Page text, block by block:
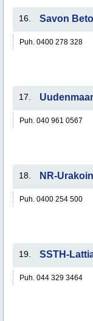
16. Savon
Puh. 0400 278 328
17.
Puh. 040 961 0567
18. NR-
Puh. 0400 254 500
19. SSTH-
Puh. 044 329 3464